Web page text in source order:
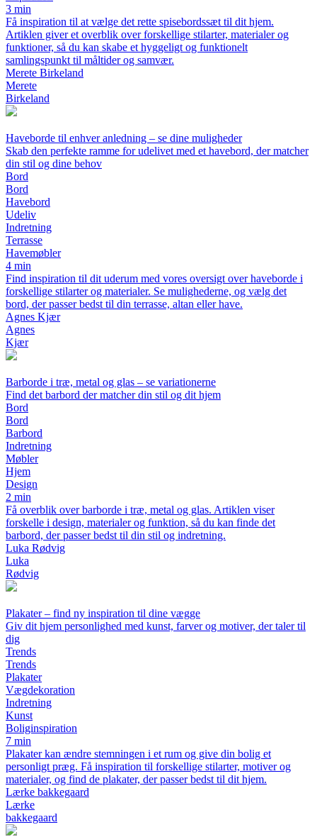
3 min
Få inspiration til at vælge det rette spisebordssæt til dit hjem.
Artiklen giver et overblik over forskellige stilarter, materialer og
funktioner, så du kan skabe et hyggeligt og funktionelt
samlingspunkt til måltider og samvær.
Merete Birkeland
Merete
Birkeland
Haveborde til enhver anledning – se dine muligheder
Skab den perfekte ramme for udelivet med et havebord, der matcher
din stil og dine behov
Bord
Bord
Havebord
Udeliv
Indretning
Terrasse
Havemøbler
4 min
Find inspiration til dit uderum med vores oversigt over haveborde i
forskellige stilarter og materialer. Se mulighederne, og vælg det
bord, der passer bedst til din terrasse, altan eller have.
Agnes Kjær
Agnes
Kjær
Barborde i træ, metal og glas – se variationerne
Find det barbord der matcher din stil og dit hjem
Bord
Bord
Barbord
Indretning
Møbler
Hjem
Design
2 min
Få overblik over barborde i træ, metal og glas. Artiklen viser
forskelle i design, materialer og funktion, så du kan finde det
barbord, der passer bedst til din stil og indretning.
Luka Rødvig
Luka
Rødvig
Plakater – find ny inspiration til dine vægge
Giv dit hjem personlighed med kunst, farver og motiver, der taler til
dig
Trends
Trends
Plakater
Vægdekoration
Indretning
Kunst
Boliginspiration
7 min
Plakater kan ændre stemningen i et rum og give din bolig et
personligt præg. Få inspiration til forskellige stilarter, motiver og
materialer, og find de plakater, der passer bedst til dit hjem.
Lærke bakkegaard
Lærke
bakkegaard